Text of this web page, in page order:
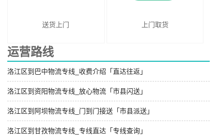
送货上门 上门取货
运营路线
洛江区到巴中物流专线_收费介绍「直达往返」
洛江区到资阳物流专线_放心物流「市县闪送」
洛江区到阿坝物流专线_门到门接送「市县派送」
洛江区到甘孜物流专线_专线直达「专线查询」